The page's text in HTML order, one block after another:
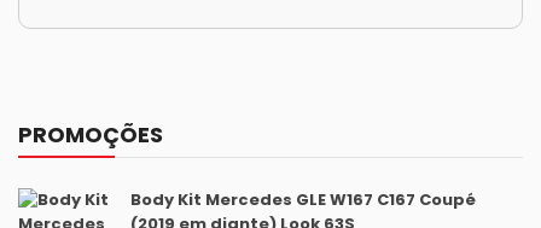
PROMOÇÕES
Body Kit Mercedes GLE W167 C167 Coupé